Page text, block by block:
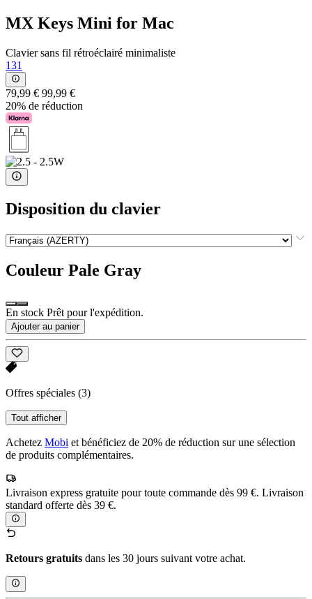
MX Keys Mini for Mac
Clavier sans fil rétroéclairé minimaliste
131
79,99 € 99,99 €
20% de réduction
Disposition du clavier
Couleur Pale Gray
En stock Prêt pour l'expédition.
Ajouter au panier
Offres spéciales (3)
Tout afficher
Achetez Mobi et bénéficiez de 20% de réduction sur une sélection
de produits complémentaires.
Livraison express gratuite pour toute commande dès 99 €. Livraison
standard offerte dès 39 €.
Retours gratuits dans les 30 jours suivant votre achat.